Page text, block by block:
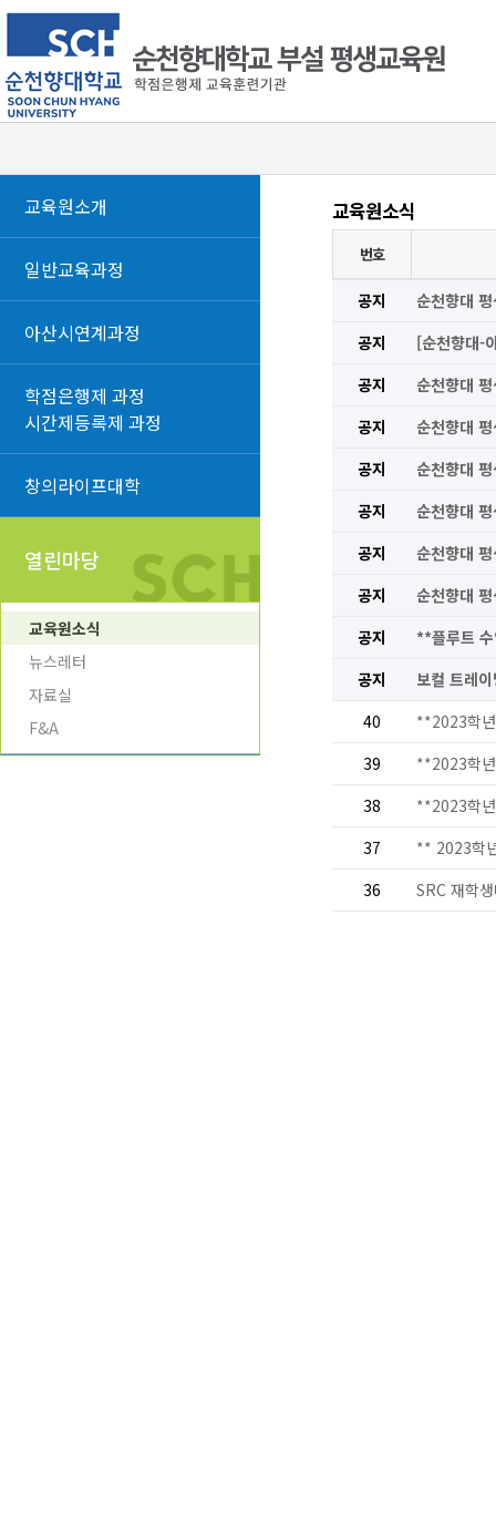
교육원소개
일반교육과정
아산시연계과정
학점은행제 과정
시간제등록제 과정
창의라이프대학
열린마당
교육원소식
뉴스레터
자료실
F&A
교육원소식
번호
공지
순천향대
공지
[순천향대-
공지
순천향대
공지
순천향대
공지
순천향대
공지
순천향대
공지
순천향대
공지
순천향대
공지
**플루트
공지
보컬 트레
40
**2023학
39
**2023학
38
**2023학
37
** 2023학
36
SRC 재학